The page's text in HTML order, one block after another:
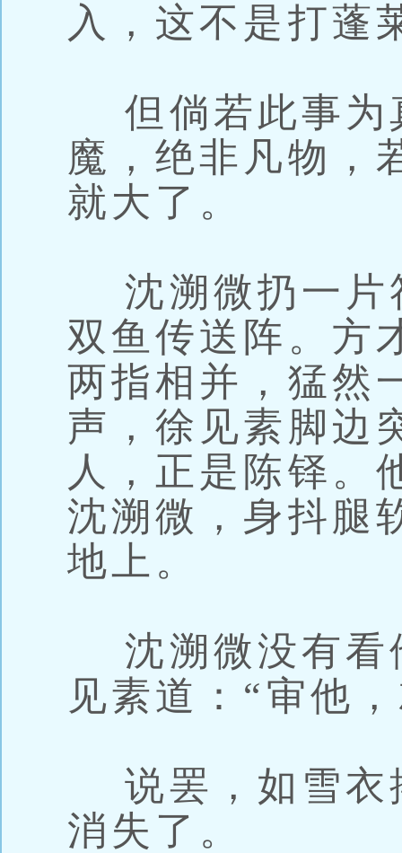
入，这不是打蓬
但倘若此事为
魔，绝非凡物，
就大了。
沈溯微扔一片
双鱼传送阵。方
两指相并，猛然
声，徐见素脚边
人，正是陈铎。
沈溯微，身抖腿
地上。
沈溯微没有看
见素道：“审他
说罢，如雪衣
消失了。